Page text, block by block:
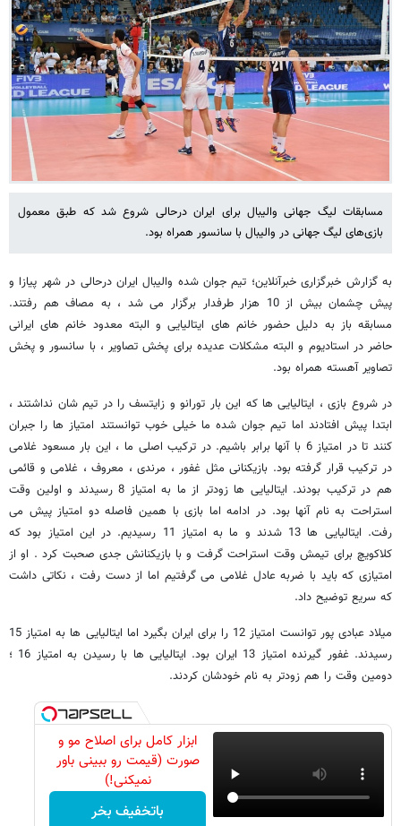
مسابقات لیگ جهانی والیبال برای ایران درحالی شروع شد که طبق معمول
بازی‌های لیگ جهانی در والیبال با سانسور همراه بود.
به گزارش خبرگزاری خبرآنلاین؛ تیم جوان شده والیبال ایران درحالی در شهر پیازا و
پیش چشمان بیش از 10 هزار طرفدار برگزار می شد ، به مصاف هم رفتند.
مسابقه باز به دلیل حضور خانم های ایتالیایی و البته معدود خانم های ایرانی
حاضر در استادیوم و البته مشکلات عدیده برای پخش تصاویر ، با سانسور و پخش
تصاویر آهسته همراه بود.
در شروع بازی ، ایتالیایی ها که این بار تورانو و زایتسف را در تیم شان نداشتند ،
ابتدا پیش افتادند اما تیم جوان شده ما خیلی خوب توانستند امتیاز ها را جبران
کنند تا در امتیاز 6 با آنها برابر باشیم. در ترکیب اصلی ما ، این بار مسعود غلامی
در ترکیب قرار گرفته بود. بازیکنانی مثل غفور ، مرندی ، معروف ، غلامی و قائمی
هم در ترکیب بودند. ایتالیایی ها زودتر از ما به امتیاز 8 رسیدند و اولین وقت
استراحت به نام آنها بود. در ادامه اما بازی با همین فاصله دو امتیاز پیش می
رفت. ایتالیایی ها 13 شدند و ما به امتیاز 11 رسیدیم. در این امتیاز بود که
کلاکویچ برای تیمش وقت استراحت گرفت و با بازیکنانش جدی صحبت کرد . او از
امتیازی که باید با ضربه عادل غلامی می گرفتیم اما از دست رفت ، نکاتی داشت
که سریع توضیح داد.
میلاد عبادی پور توانست امتیاز 12 را برای ایران بگیرد اما ایتالیایی ها به امتیاز 15
رسیدند. غفور گیرنده امتیاز 13 ایران بود. ایتالیایی ها با رسیدن به امتیاز 16 ؛
دومین وقت را هم زودتر به نام خودشان کردند.
ابزار کامل برای اصلاح مو و
صورت (قیمت رو ببینی باور
نمیکنی!)
باتخفیف بخر